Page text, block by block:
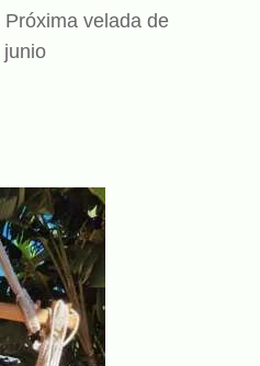
Próxima velada de
junio